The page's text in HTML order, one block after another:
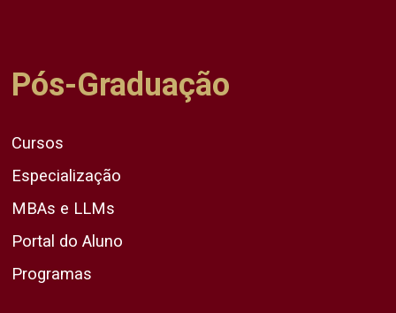
Pós-Graduação
Cursos
Especialização
MBAs e LLMs
Portal do Aluno
Programas